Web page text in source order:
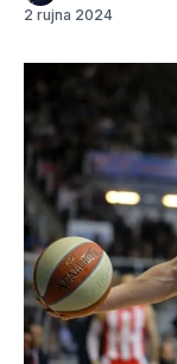
2 rujna 2024